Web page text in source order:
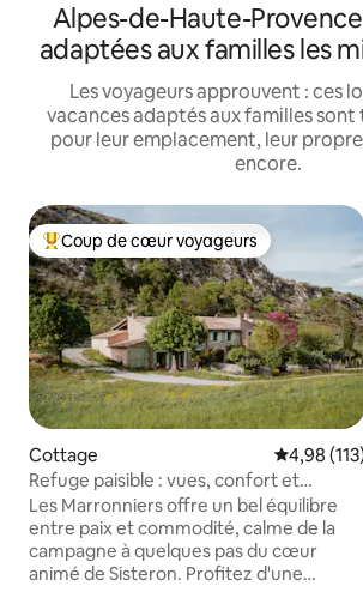
Alpes-de-Haute-
adaptées aux familles les
Les voyageurs approuvent : ces
vacances adaptés aux familles
pour leur emplacement, leur
encore.
Coups de cœur voyageurs les plus
Coup de cœur voyageurs
Cottage
4,98
Refuge paisible : vues, confort et
charme
Les Marronniers offre un bel équilibre
entre paix et commodité, calme de la
campagne à quelques pas du cœur
animé de Sisteron. Profitez d'une